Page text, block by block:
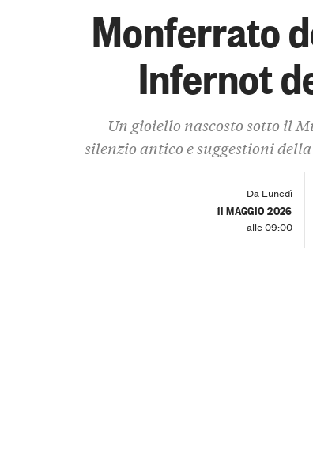
Monferrato
Infernot
Un gioiello nascosto sotto il
silenzio antico e suggestioni
Da Lunedì
11 MAGGIO 2026
alle 09:00